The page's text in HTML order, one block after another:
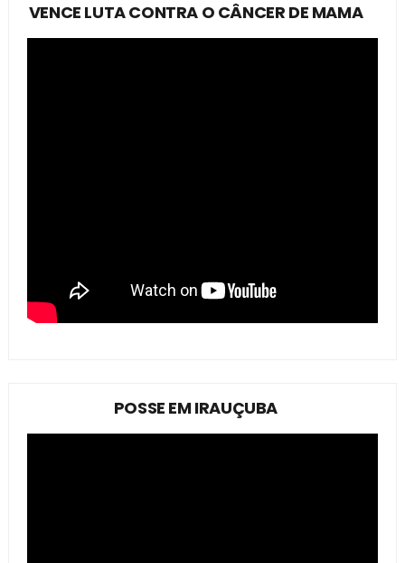
VENCE LUTA CONTRA O CÂNCER DE MAMA
POSSE EM IRAUÇUBA